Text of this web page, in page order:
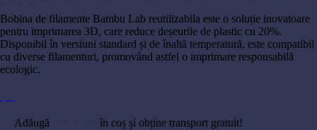
Bobina de filamente Bambu Lab reutilizabila este o soluție inovatoare
pentru imprimarea 3D, care reduce deșeurile de plastic cu 20%.
Disponibil în versiuni standard și de înaltă temperatură, este compatibil
cu diverse filamenturi, promovând astfel o imprimare responsabilă
ecologic.
Adăugă în coș și obține transport gratuit!